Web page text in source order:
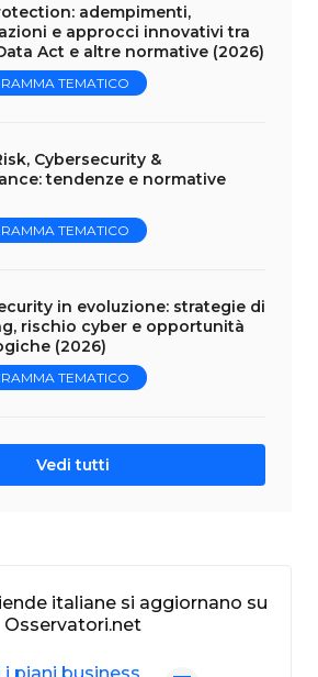
adempimenti,
e approcci innovativi tra
Act e altre normative (2026)
TEMATICO
Cybersecurity &
tendenze e normative
TEMATICO
in evoluzione: strategie di
rischio cyber e opportunità
(2026)
TEMATICO
Vedi tutti
italiane si aggiornano su
Osservatori.net
i piani business